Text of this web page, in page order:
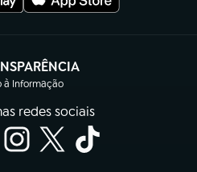
à Informação
(abre em nova aba)
redes sociais